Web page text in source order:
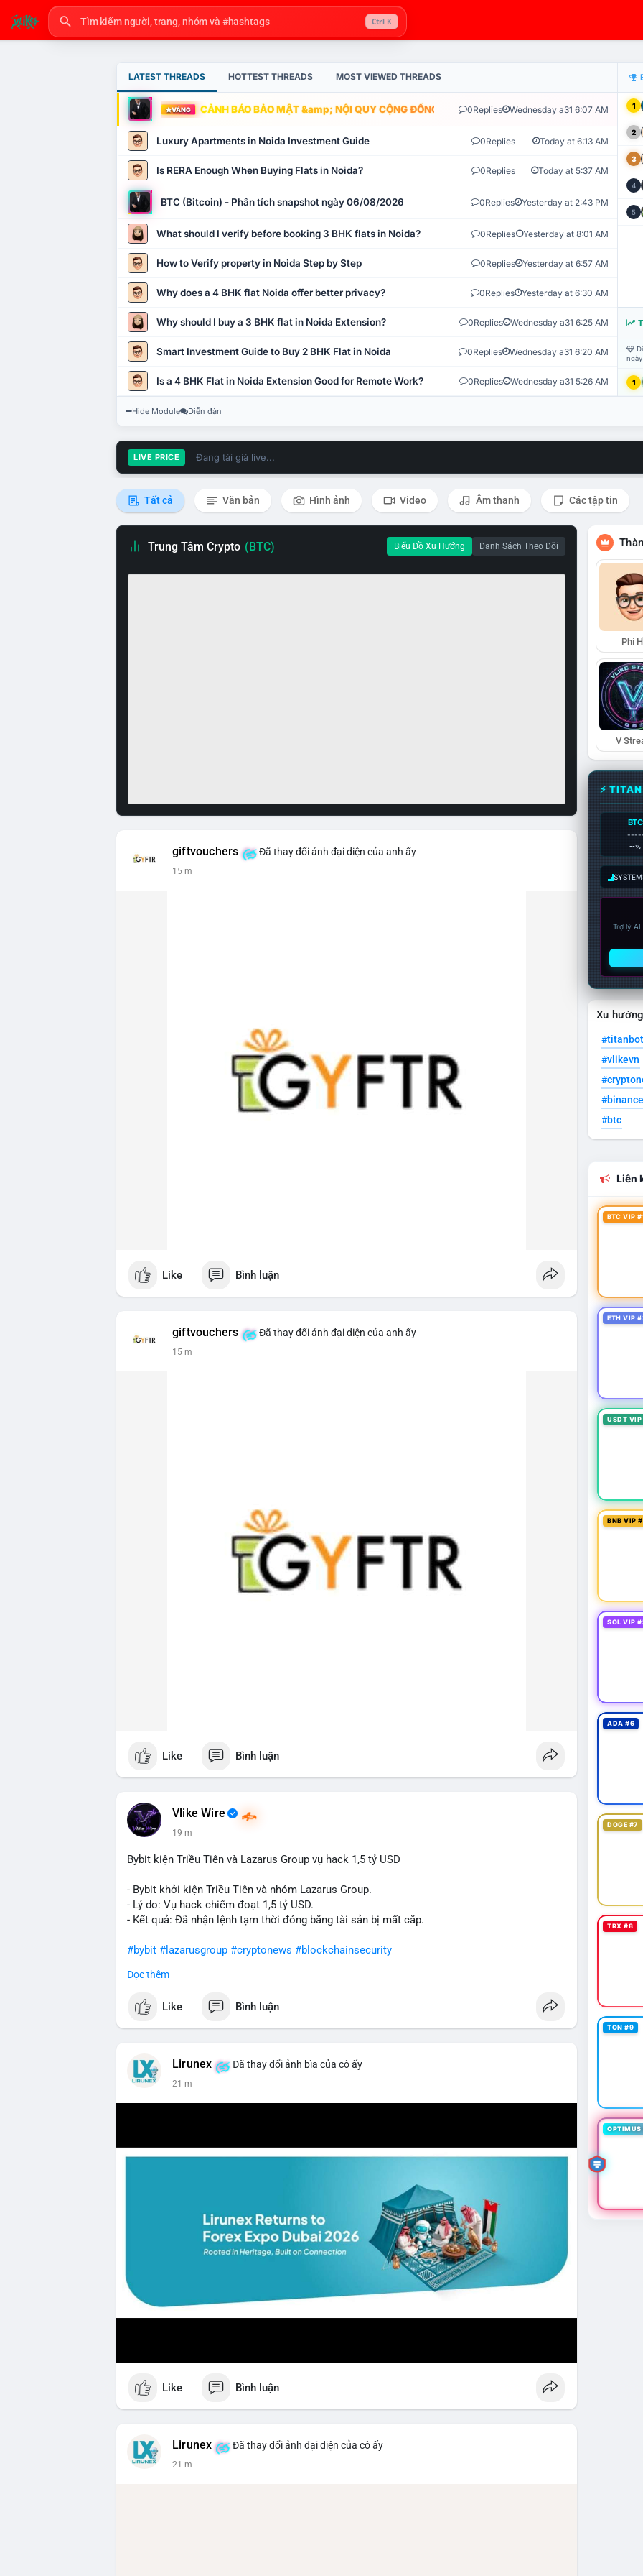
Ctrl K
LATEST THREADS HOTTEST THREADS MOST VIEWED THREADS
VÀNG CẢNH BÁO BẢO MẬT &amp; NỘI QUY CỘNG ĐỒNG VLIKE.VN: HỆ THỐNG GIÁM SÁT TỰ
0Replies Wednesday a31 6:07 AM
Luxury Apartments in Noida Investment Guide 0Replies Today at 6:13 AM
Is RERA Enough When Buying Flats in Noida? 0Replies Today at 5:37 AM
BTC (Bitcoin) - Phân tích snapshot ngày 06/08/2026 0Replies Yesterday at 2:43 PM
What should I verify before booking 3 BHK flats in Noida? 0Replies Yesterday at 8:01 AM
How to Verify property in Noida Step by Step 0Replies Yesterday at 6:57 AM
Why does a 4 BHK flat Noida offer better privacy? 0Replies Yesterday at 6:30 AM
Why should I buy a 3 BHK flat in Noida Extension? 0Replies Wednesday a31 6:25 AM
Smart Investment Guide to Buy 2 BHK Flat in Noida 0Replies Wednesday a31 6:20 AM
Is a 4 BHK Flat in Noida Extension Good for Remote Work? 0Replies Wednesday a31 5:26 AM
1
2
3
4
5
1
Hide Module Diễn đàn
LIVE PRICE Đang tải giá live...
Tất cả Văn bản Hình ảnh Video Âm thanh Các tập tin
Trung Tâm Crypto (BTC) Biểu Đồ Xu Hướng Danh Sách Theo Dõi
giftvouchers Đã thay đổi ảnh đại diện của anh ấy
15 m
Like Bình luận
giftvouchers Đã thay đổi ảnh đại diện của anh ấy
15 m
Like Bình luận
Vlike Wire
19 m
Bybit kiện Triều Tiên và Lazarus Group vụ hack 1,5 tỷ USD
- Bybit khởi kiện Triều Tiên và nhóm Lazarus Group.
- Lý do: Vụ hack chiếm đoạt 1,5 tỷ USD.
- Kết quả: Đã nhận lệnh tạm thời đóng băng tài sản bị mất cắp.
#bybit #lazarusgroup #cryptonews #blockchainsecurity
$btc $eth
#vlikevn #titanbot
Đọc thêm
Like Bình luận
Lirunex Đã thay đổi ảnh bìa của cô ấy
21 m
Like Bình luận
Lirunex Đã thay đổi ảnh đại diện của cô ấy
21 m
Phí
V
⚡
BTC
--%
Trợ lý
Xu
#titanbot
#vlikevn
#btc
Liên
BTC VIP
ETH VIP
USDT
BNB VIP
SOL VIP
ADA #6
DOGE #7
TRX #8
TON #9
OPTIMUS